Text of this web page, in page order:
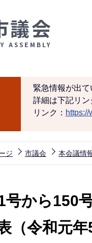
緊急情報が出て
詳細は下記リン
リンク：
ジ 市議会 本会議情
号から150
（令和元年